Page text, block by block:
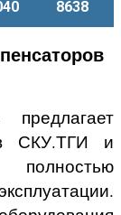
8638
предлагает
СКУ.ТГИ и